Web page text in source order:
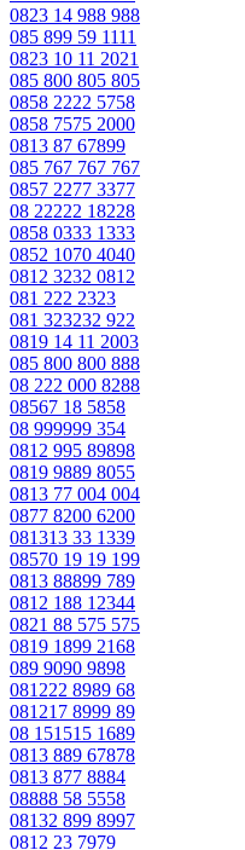
0823 14 988 988
085 899 59 1111
0823 10 11 2021
085 800 805 805
0858 2222 5758
0858 7575 2000
0813 87 67899
085 767 767 767
0857 2277 3377
08 22222 18228
0858 0333 1333
0852 1070 4040
0812 3232 0812
081 222 2323
081 323232 922
0819 14 11 2003
085 800 800 888
08 222 000 8288
08567 18 5858
08 999999 354
0812 995 89898
0819 9889 8055
0813 77 004 004
0877 8200 6200
081313 33 1339
08570 19 19 199
0813 88899 789
0812 188 12344
0821 88 575 575
0819 1899 2168
089 9090 9898
081222 8989 68
081217 8999 89
08 151515 1689
0813 889 67878
0813 877 8884
08888 58 5558
08132 899 8997
0812 23 7979